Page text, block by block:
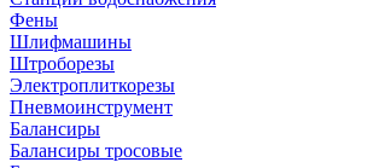
Фены
Шлифмашины
Штроборезы
Электроплиткорезы
Пневмоинструмент
Балансиры
Балансиры тросовые